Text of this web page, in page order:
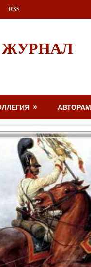
RSS
ЖУРНАЛ
АВТОРАМ